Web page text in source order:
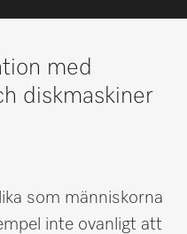
med
diskmaskiner
som människorna
inte ovanligt att